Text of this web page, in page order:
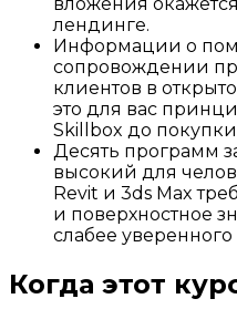
лендинге.
Информации о
сопровождении
клиентов в
это для вас
Skillbox до
Десять программ
высокий для
Revit и 3ds Max
и поверхностное
слабее
Когда этот